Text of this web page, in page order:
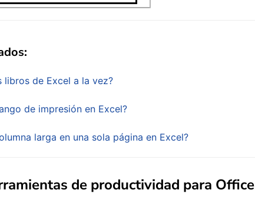
libros de Excel a la vez?
de impresión en Excel?
larga en una sola página en Excel?
de productividad para Office